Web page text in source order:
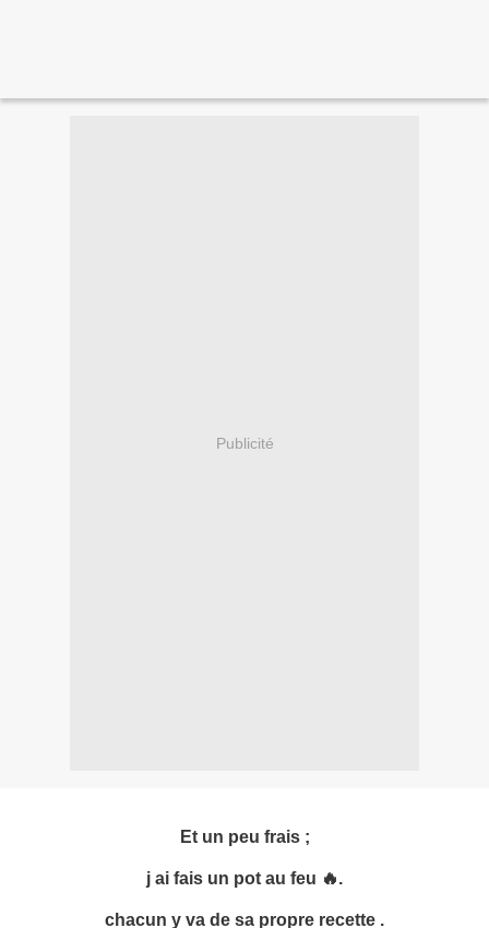
Publicité
Et un peu frais ;
j ai fais un pot au feu 🔥.
chacun y va de sa propre recette .